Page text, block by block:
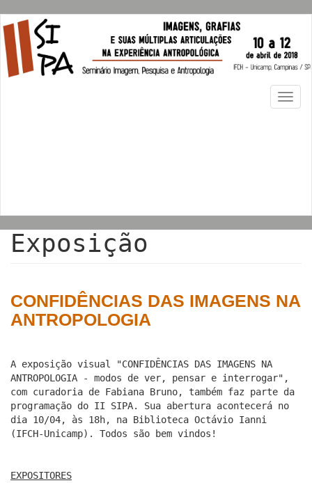
Pular
para
o
conteúdo
principal
Exposição
CONFIDÊNCIAS DAS IMAGENS NA
ANTROPOLOGIA
A exposição visual "CONFIDÊNCIAS DAS IMAGENS NA
ANTROPOLOGIA - modos de ver, pensar e interrogar",
com curadoria de Fabiana Bruno, também faz parte da
programação do II SIPA. Sua abertura acontecerá no
dia 10/04, às 18h, na Biblioteca Octávio Ianni
(IFCH-Unicamp). Todos são bem vindos!
EXPOSITORES